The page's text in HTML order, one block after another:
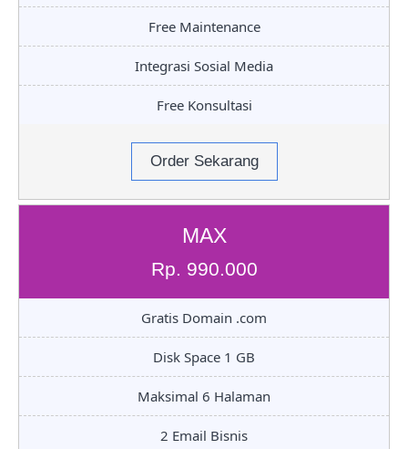
Free Maintenance
Integrasi Sosial Media
Free Konsultasi
Order Sekarang
MAX
Rp. 990.000
Gratis Domain .com
Disk Space 1 GB
Maksimal 6 Halaman
2 Email Bisnis